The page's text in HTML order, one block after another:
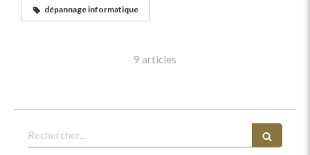
dépannage informatique
9 articles
Rechercher